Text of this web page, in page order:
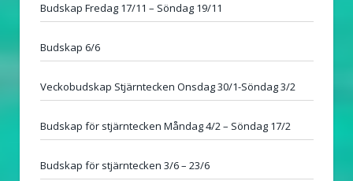
Budskap Fredag 17/11 – Söndag 19/11
Budskap 6/6
Veckobudskap Stjärntecken Onsdag 30/1-Söndag 3/2
Budskap för stjärntecken Måndag 4/2 – Söndag 17/2
Budskap för stjärntecken 3/6 – 23/6